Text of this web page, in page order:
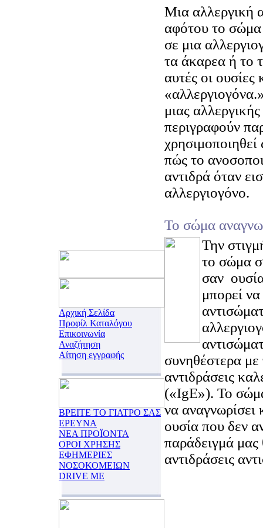
Αρχική Σελίδα
Προφίλ Καταλόγου
Επικοινωνία
Αναζήτηση
Αίτηση εγγραφής
ΒΡΕΙΤΕ ΤΟ ΓΙΑΤΡΟ ΣΑΣ
ΕΡΕΥΝΑ
ΝΕΑ ΠΡΟΪΟΝΤΑ
ΟΡΟΙ ΧΡΗΣΗΣ
ΕΦΗΜΕΡΙΕΣ
ΝΟΣΟΚΟΜΕΙΩΝ
DRIVE ME
Μια αλλεργική
αφότου το σώμα
σε μια
τα άκαρεα ή το
αυτές οι ουσίες
μιας
περιγραφούν
πώς το
αντιδρά όταν
αλλεργιογόνο.
Το σώμα
Την
το σώμα
σαν
μπορεί
συνηθέστερα με
αντιδράσεις
(«IgE»). Το
να αναγνωρίσει
ουσία που δεν
παράδειγμά μας
αντιδράσεις